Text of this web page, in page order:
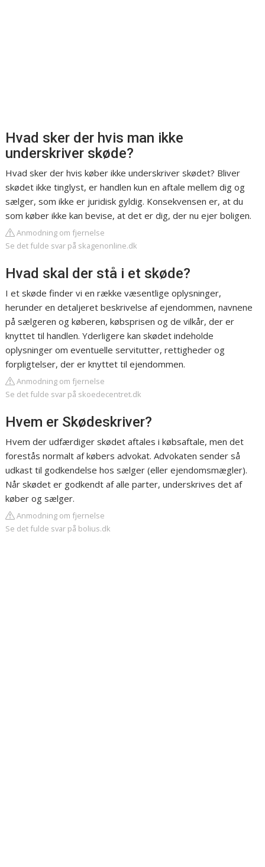
Hvad sker der hvis man ikke
underskriver skøde?
Hvad sker der hvis køber ikke underskriver skødet? Bliver
skødet ikke tinglyst, er handlen kun en aftale mellem dig og
sælger, som ikke er juridisk gyldig. Konsekvensen er, at du
som køber ikke kan bevise, at det er dig, der nu ejer boligen.
Anmodning om fjernelse
Se det fulde svar på skagenonline.dk
Hvad skal der stå i et skøde?
I et skøde finder vi en række væsentlige oplysninger,
herunder en detaljeret beskrivelse af ejendommen, navnene
på sælgeren og køberen, købsprisen og de vilkår, der er
knyttet til handlen. Yderligere kan skødet indeholde
oplysninger om eventuelle servitutter, rettigheder og
forpligtelser, der er knyttet til ejendommen.
Anmodning om fjernelse
Se det fulde svar på skoedecentret.dk
Hvem er Skødeskriver?
Hvem der udfærdiger skødet aftales i købsaftale, men det
forestås normalt af købers advokat. Advokaten sender så
udkast til godkendelse hos sælger (eller ejendomsmægler).
Når skødet er godkendt af alle parter, underskrives det af
køber og sælger.
Anmodning om fjernelse
Se det fulde svar på bolius.dk